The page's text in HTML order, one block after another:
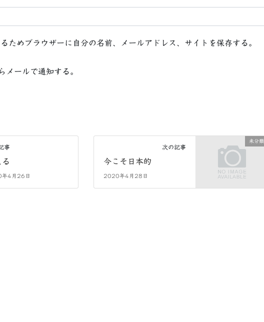
ためブラウザーに自分の名前、メールアドレス、サイトを保存する。
メールで通知する。
事
る
4月26日
未分類
次の記事
今こそ日本的
2020年4月28日